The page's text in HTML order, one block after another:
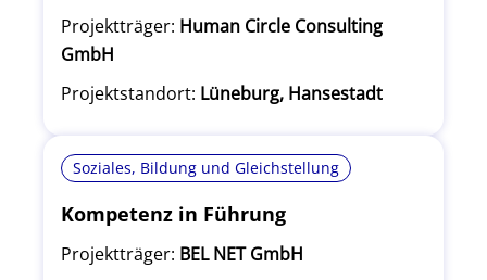
Projektträger: Human Circle Consulting
GmbH
Projektstandort: Lüneburg, Hansestadt
Soziales, Bildung und Gleichstellung
Kompetenz in Führung
Projektträger: BEL NET GmbH